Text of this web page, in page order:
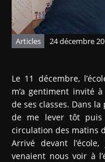
Articles 24 décembre
Le 11 décembre,
m’a gentiment invité
de ses classes. Dans
de me lever tôt puis
circulation des matins
Arrivé devant
venaient nous voir à